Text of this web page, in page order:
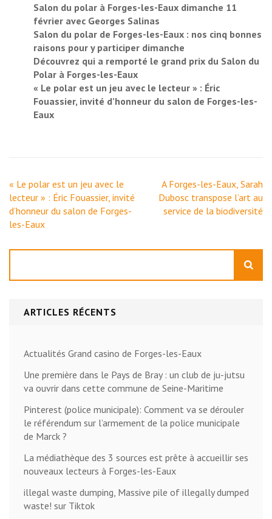
Salon du polar à Forges-les-Eaux dimanche 11
février avec Georges Salinas
Salon du polar de Forges-les-Eaux : nos cinq bonnes
raisons pour y participer dimanche
Découvrez qui a remporté le grand prix du Salon du
Polar à Forges-les-Eaux
« Le polar est un jeu avec le lecteur » : Éric
Fouassier, invité d’honneur du salon de Forges-les-
Eaux
Navigation
de
l’article
« Le polar est un jeu avec le
lecteur » : Éric Fouassier, invité
d’honneur du salon de Forges-
les-Eaux
A Forges-les-Eaux, Sarah
Dubosc transpose l’art au
service de la biodiversité
ARTICLES RÉCENTS
Actualités Grand casino de Forges-les-Eaux
Une première dans le Pays de Bray : un club de ju-jutsu
va ouvrir dans cette commune de Seine-Maritime
Pinterest (police municipale): Comment va se dérouler
le référendum sur l’armement de la police municipale
de Marck ?
La médiathèque des 3 sources est prête à accueillir ses
nouveaux lecteurs à Forges-les-Eaux
illegal waste dumping, Massive pile of illegally dumped
waste! sur Tiktok